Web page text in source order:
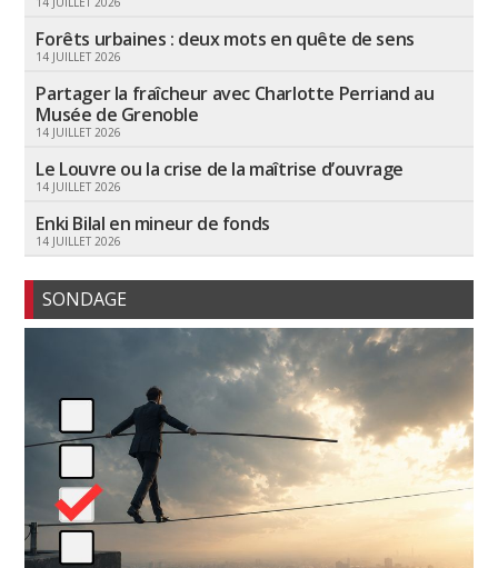
Forêts urbaines : deux mots en quête de sens
14 JUILLET 2026
Partager la fraîcheur avec Charlotte Perriand au
Musée de Grenoble
14 JUILLET 2026
Le Louvre ou la crise de la maîtrise d’ouvrage
14 JUILLET 2026
Enki Bilal en mineur de fonds
14 JUILLET 2026
SONDAGE